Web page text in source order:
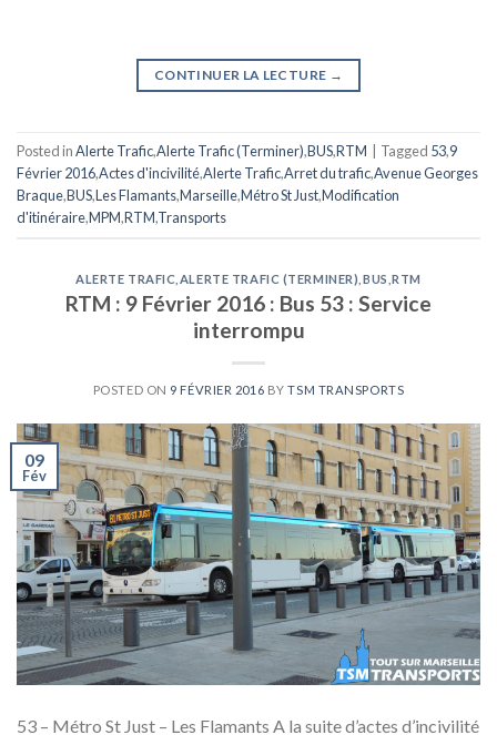
CONTINUER LA LECTURE →
Posted inAlerte Trafic,Alerte Trafic (Terminer),BUS,RTM Tagged 53,9
Février 2016,Actes d'incivilité,Alerte Trafic,Arret du trafic,Avenue Georges
Braque,BUS,Les Flamants,Marseille,Métro St Just,Modification
d'itinéraire,MPM,RTM,Transports
ALERTE TRAFIC ALERTE TRAFIC (TERMINER) BUS ,RTM
RTM : 9 Février 2016 : Bus 53 : Service
interrompu
POSTED ON 9 FÉVRIER 2016 BYTSM TRANSPORTS
09
Fév
53 – Métro St Just – Les Flamants A la suite d’actes d’incivilité